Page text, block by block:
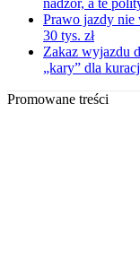
nadzór, a te
Prawo jazdy nie
30 tys. zł
Zakaz wyjazdu
„kary” dla
Promowane treści